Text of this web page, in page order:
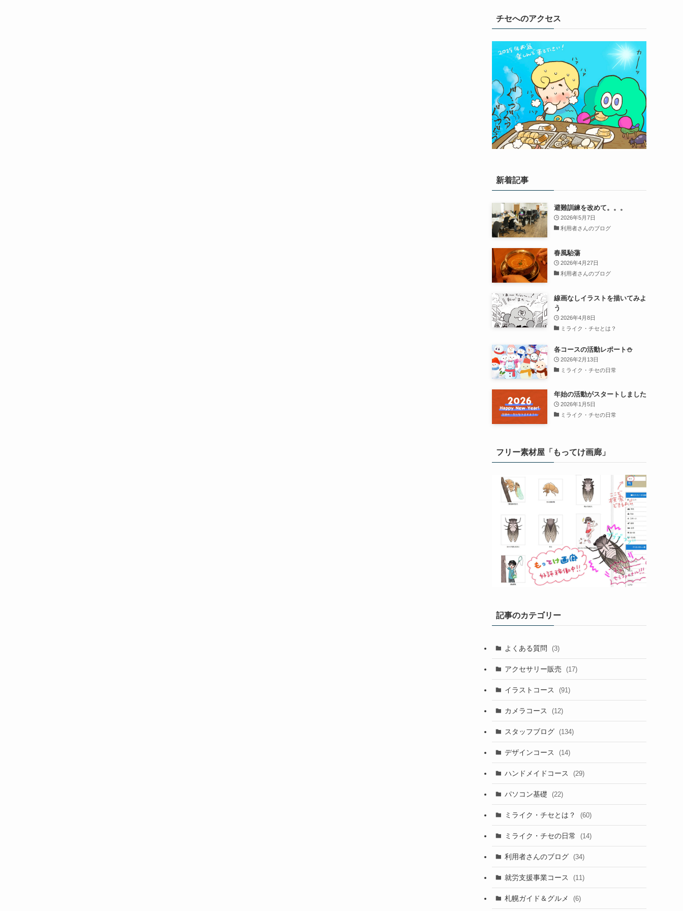
チセへのアクセス
新着記事
避難訓練を改めて。。。
2026年5月7日
利用者さんのブログ
春風駘蕩
2026年4月27日
利用者さんのブログ
線画なしイラストを描いてみよ
う
2026年4月8日
ミライク・チセとは？
各コースの活動レポート⛄
2026年2月13日
ミライク・チセの日常
年始の活動がスタートしました
2026年1月5日
ミライク・チセの日常
フリー素材屋「もってけ画廊」
記事のカテゴリー
よくある質問 (3)
アクセサリー販売 (17)
イラストコース (91)
カメラコース (12)
スタッフブログ (134)
デザインコース (14)
ハンドメイドコース (29)
パソコン基礎 (22)
ミライク・チセとは？ (60)
ミライク・チセの日常 (14)
利用者さんのブログ (34)
就労支援事業コース (11)
札幌ガイド＆グルメ (6)